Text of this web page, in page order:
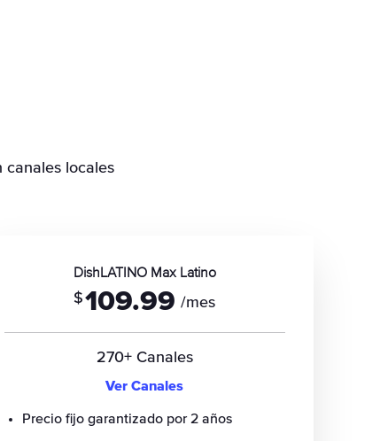
canales locales
DishLATINO Max Latino
$109.99 /mes
270+ Canales
Ver Canales
Precio fijo garantizado por 2 años